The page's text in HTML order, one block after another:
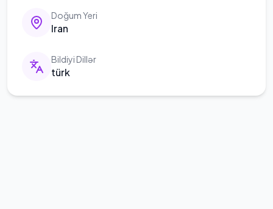
Doğum Yeri
Iran
Bildiyi Dillər
türk